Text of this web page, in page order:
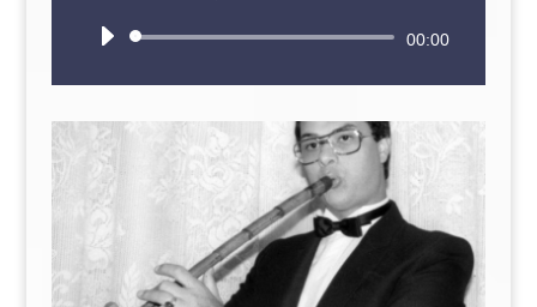
Audio
00:00